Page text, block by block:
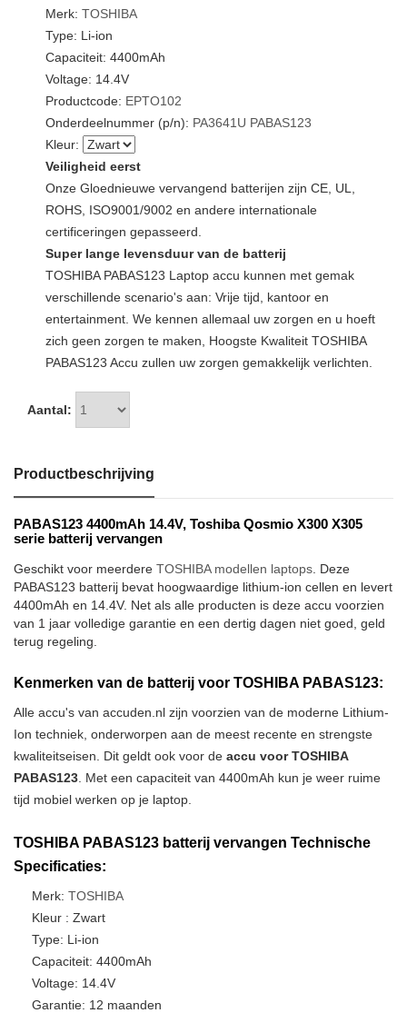
Merk: TOSHIBA
Type: Li-ion
Capaciteit: 4400mAh
Voltage: 14.4V
Productcode: EPTO102
Onderdeelnummer (p/n): PA3641U PABAS123
Kleur:
Veiligheid eerst
Onze Gloednieuwe vervangend batterijen zijn CE, UL,
ROHS, ISO9001/9002 en andere internationale
certificeringen gepasseerd.
Super lange levensduur van de batterij
TOSHIBA PABAS123 Laptop accu kunnen met gemak
verschillende scenario's aan: Vrije tijd, kantoor en
entertainment. We kennen allemaal uw zorgen en u hoeft
zich geen zorgen te maken, Hoogste Kwaliteit TOSHIBA
PABAS123 Accu zullen uw zorgen gemakkelijk verlichten.
Aantal:
Productbeschrijving
PABAS123 4400mAh 14.4V, Toshiba Qosmio X300 X305
serie batterij vervangen
Geschikt voor meerdere TOSHIBA modellen laptops . Deze
PABAS123 batterij bevat hoogwaardige lithium-ion cellen en levert
4400mAh en 14.4V. Net als alle producten is deze accu voorzien
van 1 jaar volledige garantie en een dertig dagen niet goed, geld
terug regeling.
Kenmerken van de batterij voor TOSHIBA PABAS123:
Alle accu's van accuden.nl zijn voorzien van de moderne Lithium-
Ion techniek, onderworpen aan de meest recente en strengste
kwaliteitseisen. Dit geldt ook voor de accu voor TOSHIBA
PABAS123 . Met een capaciteit van 4400mAh kun je weer ruime
tijd mobiel werken op je laptop.
TOSHIBA PABAS123 batterij vervangen Technische
Specificaties:
Merk: TOSHIBA
Kleur : Zwart
Type: Li-ion
Capaciteit: 4400mAh
Voltage: 14.4V
Garantie: 12 maanden